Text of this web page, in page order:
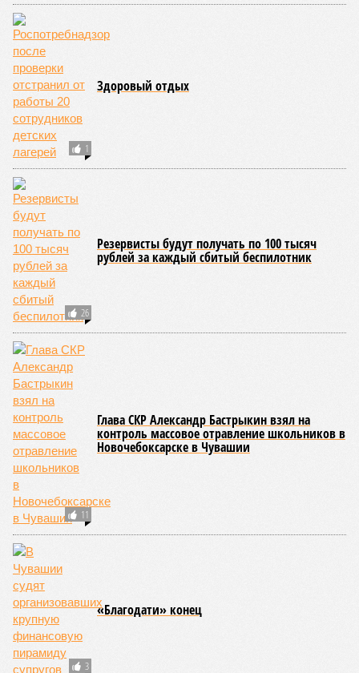
Версия // //
В регионе учреждены удостоверения мастеров
спорта по борьбе керешу
В регионе учреждены удостоверения мастеров спорта по
борьбе керешу
Заткнуть за пояс
В регионе учреждены удостоверения мастеров спорта по борьбе керешу
(фото: wikimedia commons/Ilsurikat)
В Чувашской Республике последовательно реализуются меры,
направленные на повышение статуса и институциональное
развитие национальной борьбы на поясах керешу.
Региональные власти не ограничились
дисциплины в качестве приоритетной, но также утвердили
официальную систему спортивных званий и
ведомственных знаков отличия, закрепив
соответствующие положения и образцы наградных
атрибутов на уровне правительства субъекта. Согласно
обнародованным материалам, введены удостоверения и
нагрудные знаки мастера спорта Чувашии международного
класса по керешу, а также мастера спорта Чувашии.
Параллельно с этим разработана полная разрядная сетка
по керешу, охватывающая все ступени от третьего
юношеского разряда до уровня кандидата в мастера
спорта. Такая структура призвана обеспечить системность
в подготовке юных атлетов и создать чёткие ориентиры
для последовательного повышения их квалификации.
Керешу представляет собой традиционное единоборство,